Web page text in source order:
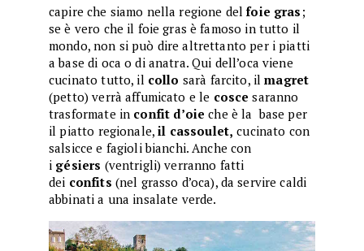
capire che siamo nella regione delfoie gras ;
se è vero che il foie gras è famoso in tutto il
mondo, non si può dire altrettanto per i piatti
a base di oca o di anatra. Qui dell’oca viene
cucinato tutto, il collo sarà farcito, il magret
(petto) verrà affumicato e le cosce saranno
trasformate in confit d’oie che è la base per
il piatto regionale,il cassoulet, cucinato con
salsicce e fagioli bianchi. Anche con
i gésiers (ventrigli) verranno fatti
dei confits (nel grasso d’oca), da servire caldi
abbinati a una insalate verde.